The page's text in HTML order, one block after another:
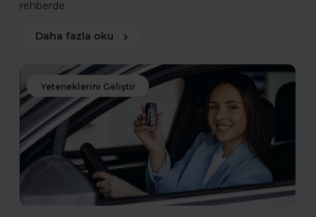
rehberde.
Daha fazla oku
Yeteneklerini Geliştir